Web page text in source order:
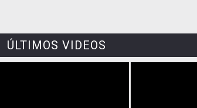
ÚLTIMOS VIDEOS